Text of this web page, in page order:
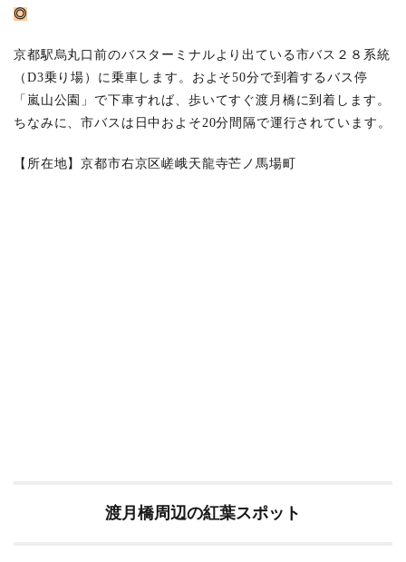
◎
京都駅烏丸口前のバスターミナルより出ている市バス２８系統
（D3乗り場）に乗車します。およそ50分で到着するバス停
「嵐山公園」で下車すれば、歩いてすぐ渡月橋に到着します。
ちなみに、市バスは日中およそ20分間隔で運行されています。
【所在地】京都市右京区嵯峨天龍寺芒ノ馬場町
渡月橋周辺の紅葉スポット